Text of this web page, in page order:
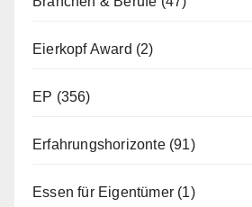
Eierkopf Award (2)
EP (356)
Erfahrungshorizonte(91)
Essen für Eigentümer (1)